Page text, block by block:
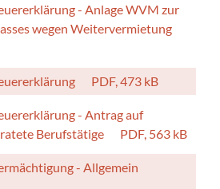
- Anlage WVM zur
wegen Weitervermietung
PDF, 473 kB
- Antrag auf
Berufstätige
PDF, 563 kB
- Allgemein